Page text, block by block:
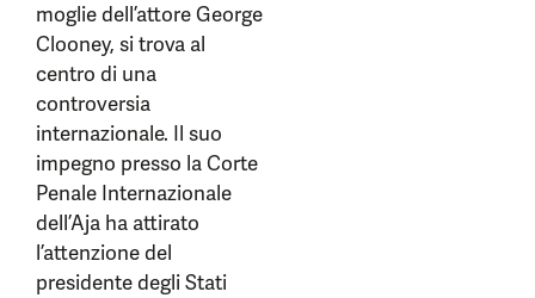
moglie dell’attore George
Clooney, si trova al
centro di una
controversia
internazionale. Il suo
impegno presso la Corte
Penale Internazionale
dell’Aja ha attirato
l’attenzione del
presidente degli Stati